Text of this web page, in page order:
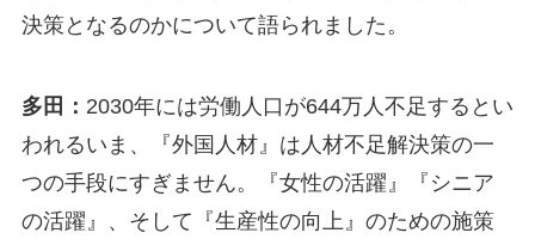
決策となるのかについて語られました。
多田： 2030年には労働人口が644万人不足するとい
われるいま、『外国人材』は人材不足解決策の一
つの手段にすぎません。『女性の活躍』『シニア
の活躍』、そして『生産性の向上』のための施策